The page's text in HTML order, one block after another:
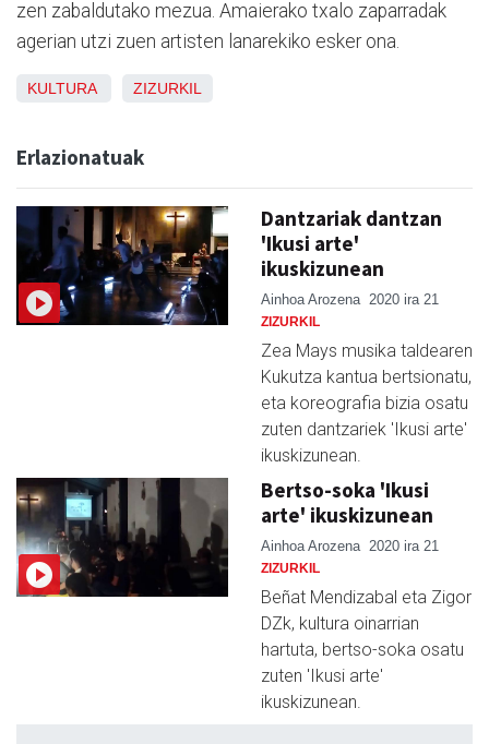
zen zabaldutako mezua. Amaierako txalo zaparradak
agerian utzi zuen artisten lanarekiko esker ona.
KULTURA ZIZURKIL
Erlazionatuak
Dantzariak dantzan
'Ikusi arte'
ikuskizunean
Ainhoa Arozena 2020 ira 21
ZIZURKIL
Zea Mays musika taldearen
Kukutza kantua bertsionatu,
eta koreografia bizia osatu
zuten dantzariek 'Ikusi arte'
ikuskizunean.
Bertso-soka 'Ikusi
arte' ikuskizunean
Ainhoa Arozena 2020 ira 21
ZIZURKIL
Beñat Mendizabal eta Zigor
DZk, kultura oinarrian
hartuta, bertso-soka osatu
zuten 'Ikusi arte'
ikuskizunean.